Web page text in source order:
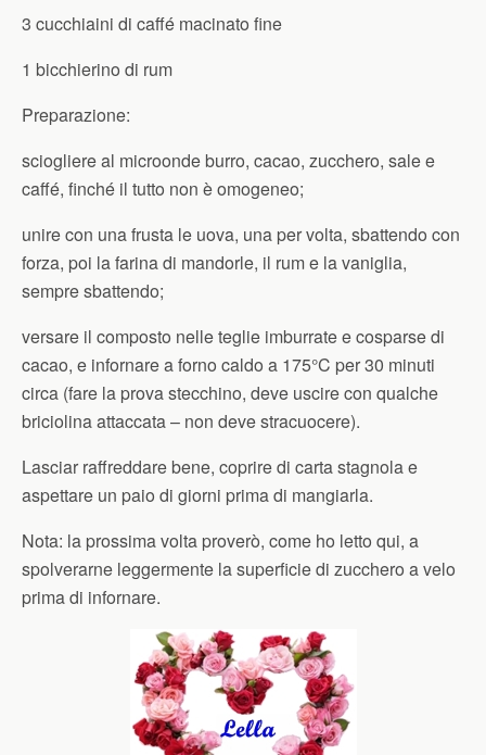
3 cucchiaini di caffé macinato fine
1 bicchierino di rum
Preparazione:
sciogliere al microonde burro, cacao, zucchero, sale e
caffé, finché il tutto non è omogeneo;
unire con una frusta le uova, una per volta, sbattendo con
forza, poi la farina di mandorle, il rum e la vaniglia,
sempre sbattendo;
versare il composto nelle teglie imburrate e cosparse di
cacao, e infornare a forno caldo a 175°C per 30 minuti
circa (fare la prova stecchino, deve uscire con qualche
briciolina attaccata – non deve stracuocere).
Lasciar raffreddare bene, coprire di carta stagnola e
aspettare un paio di giorni prima di mangiarla.
Nota: la prossima volta proverò, come ho letto qui, a
spolverarne leggermente la superficie di zucchero a velo
prima di infornare.